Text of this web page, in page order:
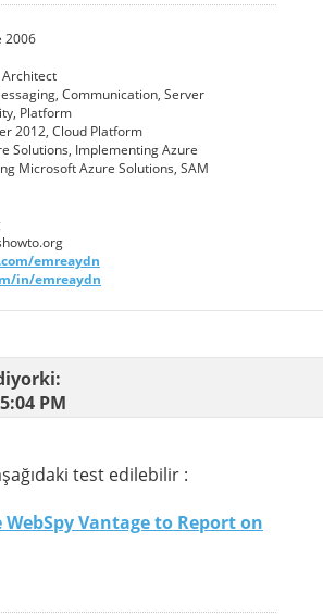
2006
Communication, Server
Platform
2012, Cloud Platform
Solutions, Implementing Azure
Microsoft Azure Solutions, SAM
emreaydn
in/emreaydn
PM
test edilebilir :
WebSpy Vantage to Report on